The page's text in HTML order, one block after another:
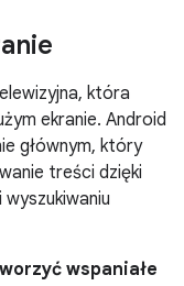
która
ekranie. Android
głównym, który
treści dzięki
wspaniałe